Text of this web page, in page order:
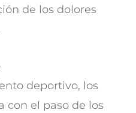
de los dolores
deportivo, los
con el paso de los